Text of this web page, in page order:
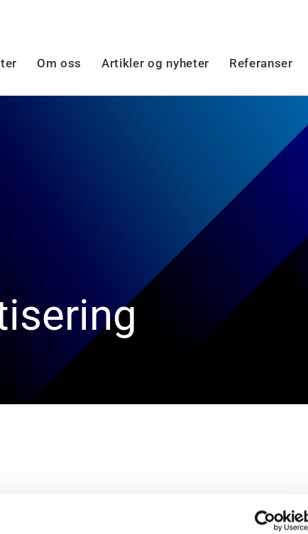
Om oss Artikler og nyheter Referanser
Med våre løsninger så sparer vi byggherre for elektrisk